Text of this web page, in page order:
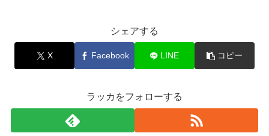
シェアする
X Facebook LINE コピー
ラッカをフォローする